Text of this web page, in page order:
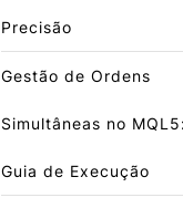
Precisão
Gestão de Ordens
Simultâneas no MQL5:
Guia de Execução